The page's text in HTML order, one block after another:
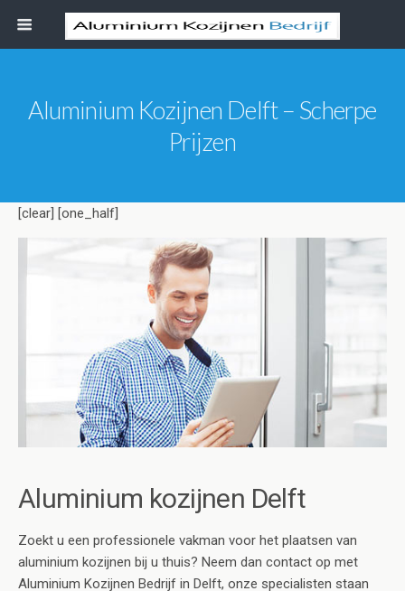
Aluminium Kozijnen Delft – Scherpe
Prijzen
[clear] [one_half]
Aluminium kozijnen Delft
Zoekt u een professionele vakman voor het plaatsen van
aluminium kozijnen bij u thuis? Neem dan contact op met
Aluminium Kozijnen Bedrijf in Delft, onze specialisten staan